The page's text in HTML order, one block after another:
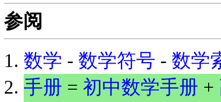
参阅
数学 - 数学符号 - 数学
手册 = 初中数学手册 +